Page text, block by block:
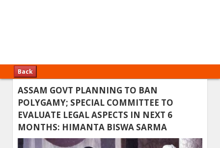
Back
ASSAM GOVT PLANNING TO BAN
POLYGAMY; SPECIAL COMMITTEE TO
EVALUATE LEGAL ASPECTS IN NEXT 6
MONTHS: HIMANTA BISWA SARMA